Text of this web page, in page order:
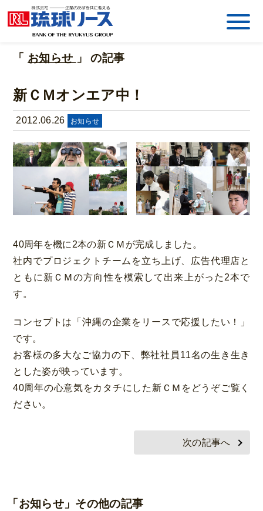
「 お知らせ 」 の記事
新ＣＭオンエア中！
2012.06.26 お知らせ
40周年を機に2本の新ＣＭが完成しました。
社内でプロジェクトチームを立ち上げ、広告代理店と
ともに新ＣＭの方向性を模索して出来上がった2本で
す。
コンセプトは「沖縄の企業をリースで応援したい！」
です。
お客様の多大なご協力の下、弊社社員11名の生き生き
とした姿が映っています。
40周年の心意気をカタチにした新ＣＭをどうぞご覧く
ださい。
次の記事へ
「お知らせ」その他の記事